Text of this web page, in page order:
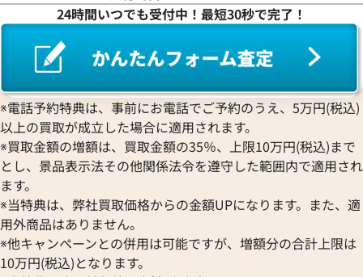
イトジャスト 41 126303G
格
点の参考買取価格です
ロレックス デイトジャスト
ルド
参考買取価格
1,654,000円
※2025年9月9日時点の参考買
エベラール
EBEL
エベル
EPOS
Hermes
エルメス
OMEGA
オメガ
ORIENT
オリエント
ORIS
オリス
Audemars Piguet
CORUM
コルム
Concord
コンコルド
ジャケ・ドロー
Girard-Perregaux
ジラール・ペルゴ
Sinn
ジン
STOWA
ストーヴァ
SEIKO
セイコー
CENTURY
センチュリー
ZENITH
ゼニス
BOUCHERON
ブシュロン
BREITLING
ブライトリング
Blancpain
ブランパン
BVLGARI
ブルガリ
Breguet
ブレゲ
BULOVA
ブローバ
Bell & Ross
ベル＆ロス
LONGINES
ロンジン
24時間いつでも受付中！最短30秒で完了！
※電話予約特典は、事前にお電話でご予約のうえ、5万円(税込)
以上の買取が成立した場合に適用されます。
※買取金額の増額は、買取金額の35％、上限10万円(税込)まで
とし、景品表示法その他関係法令を遵守した範囲内で適用され
ます。
※当特典は、弊社買取価格からの金額UPになります。また、適
用外商品はありません。
※他キャンペーンとの併用は可能ですが、増額分の合計上限は
10万円(税込)となります。